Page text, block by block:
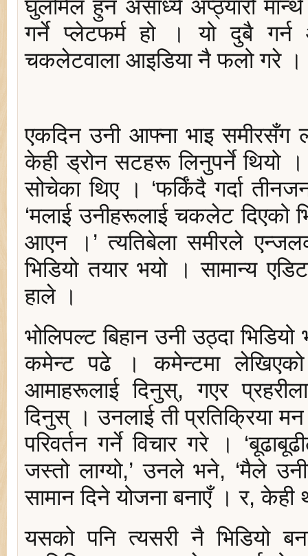
घुलमिल हुन असाध्यै अप्ठ्यारो
गर्ने प्लेटफर्म हो । यो दुबै
चकलेटवाला आइडिया नै फलो गरे ।
एकदिन उनी आफ्ना भाइ समीरसँग
केही ड्रोन सटहरू लिनुपर्ने थियो
सोचेका थिए । ‘फर्किंदै गर्दा
‘मलाई उनीहरूलाई चकलेट दिएको
आएन ।’ त्यतिबेला समीरले
भिडियो तयार भयो । सामान्य
हाले ।
भोलिपल्ट बिहान उनी उठ्दा
कमेन्ट पढे । कमेन्टमा लेखिएको
आमाहरूलाई दिनुस्, गएर
दिनुस् । उनलाई ती प्रतिक्रिया
परिवर्तन गर्ने विचार गरे ।
जस्तो लाग्यो,’ उनले भने, ‘मैले
सामान दिने योजना बनाएँ । र, केही
यसको पनि त्यसरी नै भिडियो